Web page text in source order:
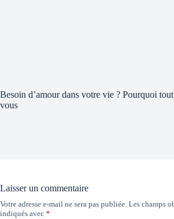
Besoin d’amour dans votre vie ? Pourquoi
vous
Laisser un commentaire
Votre adresse e-mail ne sera pas publiée. Les champs
indiqués avec *